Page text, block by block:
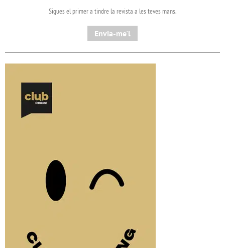
Sigues el primer a tindre la revista a les teves mans.
Envia-me'l